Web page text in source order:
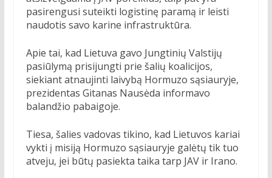
pasirengusi suteikti logistinę paramą ir leisti
naudotis savo karine infrastruktūra.
Apie tai, kad Lietuva gavo Jungtinių Valstijų
pasiūlymą prisijungti prie šalių koalicijos,
siekiant atnaujinti laivybą Hormuzo sąsiauryje,
prezidentas Gitanas Nausėda informavo
balandžio pabaigoje.
Tiesa, šalies vadovas tikino, kad Lietuvos kariai
vykti į misiją Hormuzo sąsiauryje galėtų tik tuo
atveju, jei būtų pasiekta taika tarp JAV ir Irano.